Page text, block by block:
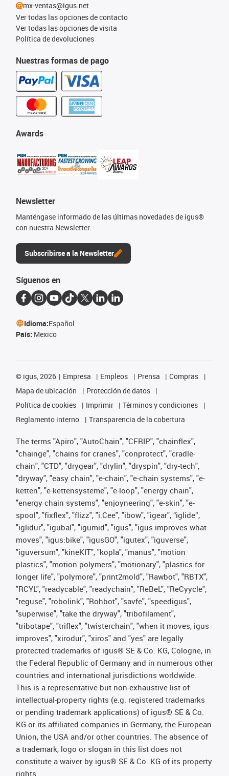
Nuestras formas de pago
Awards
Newsletter
Manténgase informado de las últimas novedades de igus®
con nuestra Newsletter.
Subscribirse a la Newsletter
mx-ventas@igus.net
Ver todas las opciones de contacto
Ver todas las opciones de visita
Política de devoluciones
Síguenos en
Idioma:Español
País: Mexico
© igus, 2026 Empresa Empleos Prensa
Compras
Mapa de ubicación
Protección de datos
Política de cookies
Imprimir
Términos y condiciones
Reglamento interno
Transparencia de la cobertura
The terms "Apiro", "AutoChain", "CFRIP", "chainflex",
"chainge", "chains for cranes", "conprotect", "cradle-
chain", "CTD", "drygear", "drylin", "dryspin", "dry-tech",
"dryway", "easy chain", "e-chain", "e-chain systems", "e-
ketten", "e-kettensysteme", "e-loop", "energy chain",
"energy chain systems", "enjoyneering", "e-skin", "e-
spool", "fixflex", "flizz", "i.Cee", "ibow", "igear", “iglide”,
"iglidur", "igubal", "igumid", "igus", "igus improves what
moves", "igus:bike", "igusGO", "igutex", "iguverse",
"iguversum", "kineKIT", "kopla", "manus", "motion
plastics", "motion polymers", "motionary", "plastics for
longer life", "polymore", "print2mold", "Rawbot", "RBTX",
"RCYL", "readycable", "readychain", "ReBeL", "ReCyycle",
"reguse", "robolink", "Rohbot", "savfe", "speedigus",
"superwise", "take the dryway", "tribofilament",
"tribotape", "triflex", "twisterchain", "when it moves, igus
improves", "xirodur", "xiros" and "yes" are legally
protected trademarks of igus® SE & Co. KG, Cologne, in
the Federal Republic of Germany and in numerous other
countries and international jurisdictions worldwide.
This is a representative but non-exhaustive list of
intellectual-property rights (e.g. registered trademarks
or pending trademark applications) of igus® SE & Co.
KG or its affiliated companies in Germany, the European
Union, the USA and/or other countries. The absence of
a trademark, logo or slogan in this list does not
constitute a waiver by igus® SE & Co. KG of its property
rights.